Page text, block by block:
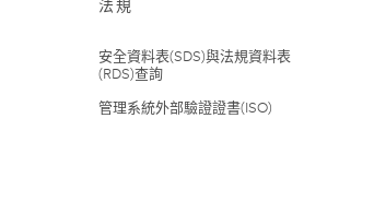
法規
安全資料表(SDS)與法規資料表
(RDS)查詢
管理系統外部驗證證書(ISO)